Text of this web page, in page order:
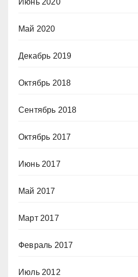
Май 2020
Декабрь 2019
Октябрь 2018
Сентябрь 2018
Октябрь 2017
Июнь 2017
Май 2017
Март 2017
Февраль 2017
Июль 2012